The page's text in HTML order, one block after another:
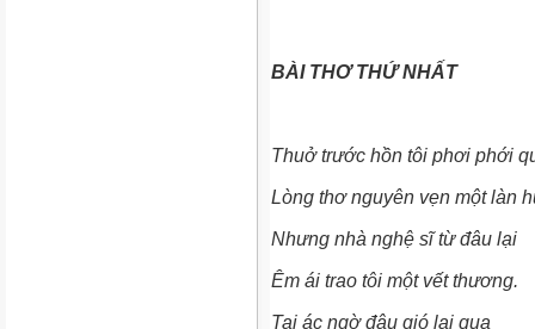
BÀI THƠ THỨ NHẤT
Thuở trước hồn tôi phơi phới
Lòng thơ nguyên vẹn một làn
Nhưng nhà nghệ sĩ từ đâu lại
Êm ái trao tôi một vết thương.
Tai ác ngờ đâu gió lại qua